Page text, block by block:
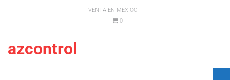
VENTA EN MEXICO
0
azcontrol